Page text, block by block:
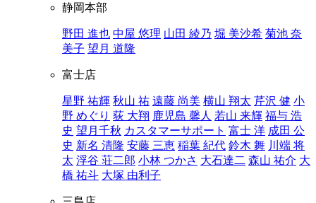
静岡本部
野田 進也 中屋 悠理 山田 綾乃 堀 美沙希 菊池 奈
美子 望月 道隆
富士店
星野 祐輝 秋山 祐 遠藤 尚美 横山 翔太 芹沢 健 小
野 めぐり 荻 大翔 鹿児島 馨人 若山 来輝 福与 浩
史 望月千秋 カスタマーサポート 富士 洋 成田 公
史 新名 清隆 安藤 三恵 稲葉 紀代 鈴木 舞 川端 将
太 浮谷 荘二郎 小林 つかさ 大石達二 森山 祐介 大
橋 祐斗 大塚 由利子